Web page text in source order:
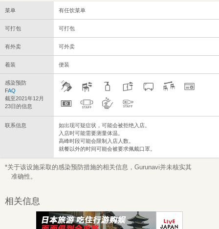
菜单 有任饮菜单
可打包 可打包
有外卖 可外卖
着装 便装
感染预防
FAQ
截至2021年12月
23日的信息
联系信息
如出现可疑症状，可能会被拒绝入店。
入店时可能需要测量体温。
高峰时段可能会限制入店人数。
就餐以外的时间可能会被要求佩戴口罩。
*关于该设施采取的感染预防措施的相关信息，Gurunavi并未核实其
准确性。
相关信息